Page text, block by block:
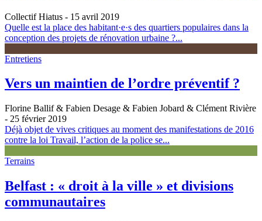
Collectif Hiatus - 15 avril 2019
Quelle est la place des habitant·e·s des quartiers populaires dans la
conception des projets de rénovation urbaine ?...
Entretiens
Vers un maintien de l’ordre préventif ?
Florine Ballif & Fabien Desage & Fabien Jobard & Clément Rivière
- 25 février 2019
Déjà objet de vives critiques au moment des manifestations de 2016
contre la loi Travail, l’action de la police se...
Terrains
Belfast : « droit à la ville » et divisions
communautaires